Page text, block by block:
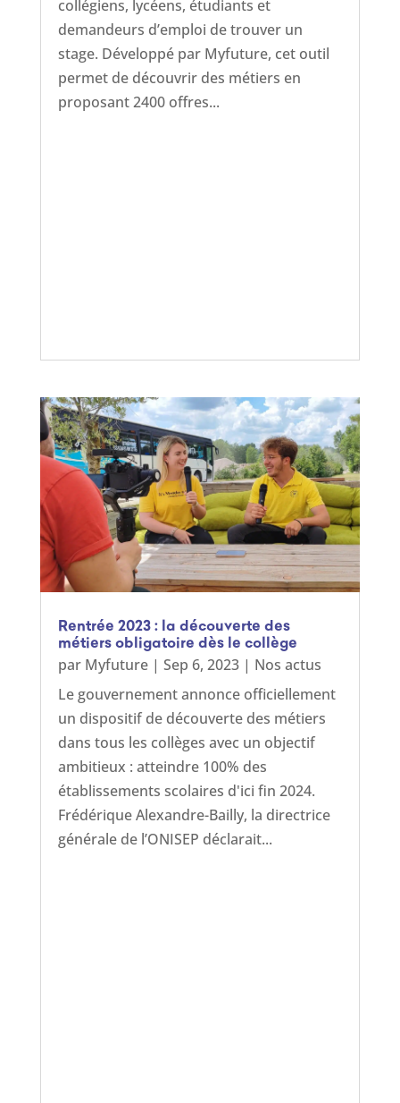
collégiens, lycéens, étudiants et
demandeurs d’emploi de trouver un
stage. Développé par Myfuture, cet outil
permet de découvrir des métiers en
proposant 2400 offres...
Rentrée 2023 : la découverte des
métiers obligatoire dès le collège
par Myfuture| Sep 6, 2023| Nos actus
Le gouvernement annonce officiellement
un dispositif de découverte des métiers
dans tous les collèges avec un objectif
ambitieux : atteindre 100% des
établissements scolaires d'ici fin 2024.
Frédérique Alexandre-Bailly, la directrice
générale de l’ONISEP déclarait...